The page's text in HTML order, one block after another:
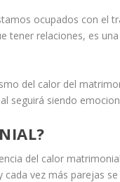
ocupados con el
tener relaciones, es
del calor del
seguirá siendo
del calor
vez más parejas